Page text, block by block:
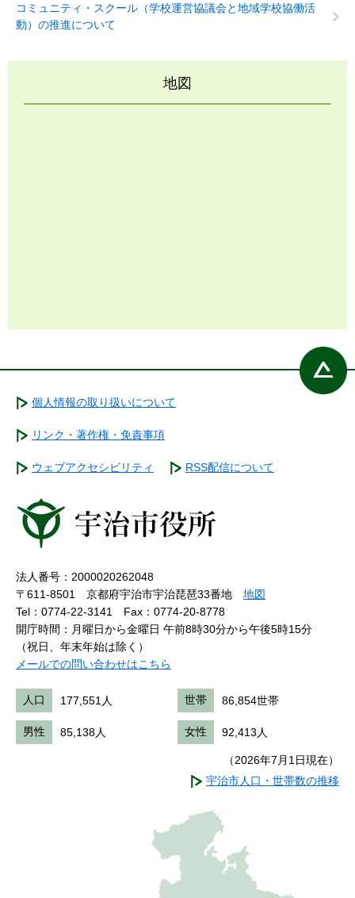
コミュニティ・スクール（学校運営協議会と地域学校協働活
動）の推進について
地図
個人情報の取り扱いについて
リンク・著作権・免責事項
ウェブアクセシビリティ RSS配信について
法人番号：2000020262048
〒611-8501 京都府宇治市宇治琵琶33番地 地図
Tel：0774-22-3141
Fax：0774-20-8778
開庁時間：月曜日から金曜日 午前8時30分から午後5時15分
（祝日、年末年始は除く）
メールでの問い合わせはこちら
人口 177,551人 世帯 86,854世帯
男性 85,138人 女性 92,413人
（2026年7月1日現在）
宇治市人口・世帯数の推移